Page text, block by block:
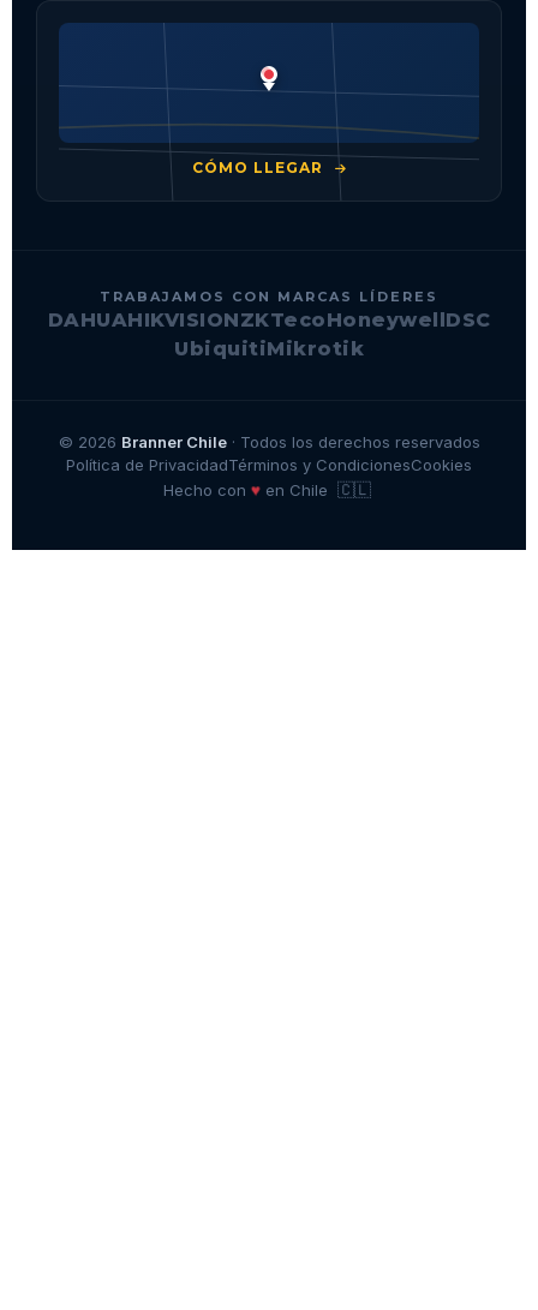
CÓMO LLEGAR
TRABAJAMOS CON MARCAS LÍDERES
DAHUAHIKVISIONZKTecoHoneywell DSC
UbiquitiMikrotik
© 2026 Branner Chile· Todos los derechos reservados
Política de PrivacidadTérminos y CondicionesCookies
Hecho con ♥en Chile 🇨🇱